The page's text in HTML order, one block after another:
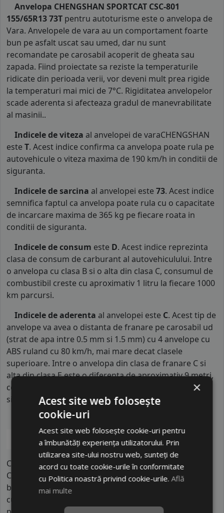
Anvelopa CHENGSHAN SPORTCAT CSC-801
155/65R13 73T pentru autoturisme este o anvelopa de
Vara. Anvelopele de vara au un comportament foarte
bun pe asfalt uscat sau umed, dar nu sunt
recomandate pe carosabil acoperit de gheata sau
zapada. Fiind proiectate sa reziste la temperaturile
ridicate din perioada verii, vor deveni mult prea rigide
la temperaturi mai mici de 7°C. Rigiditatea anvelopelor
scade aderenta si afecteaza gradul de manevrabilitate
al masinii..
Indicele de viteza al anvelopei de varaCHENGSHAN
este T. Acest indice confirma ca anvelopa poate rula pe
autovehicule o viteza maxima de 190 km/h in conditii de
siguranta.
Indicele de sarcina al anvelopei este 73. Acest indice
semnifica faptul ca anvelopa poate rula cu o capacitate
de incarcare maxima de 365 kg pe fiecare roata in
conditii de siguranta.
Indicele de consum este D. Acest indice reprezinta
clasa de consum de carburant al autovehiculului. Intre
o anvelopa cu clasa B si o alta din clasa C, consumul de
combustibil creste cu aproximativ 1 litru la fiecare 1000
km parcursi.
Indicele de aderenta al anvelopei este C. Acest tip de
anvelope va avea o distanta de franare pe carosabil ud
(strat de apa intre 0.5 mm si 1.5 mm) cu 4 anvelope cu
ABS ruland cu 80 km/h, mai mare decat clasele
superioare. Intre o anvelopa din clasa de franare C si
alta din clasa E este o diferenta de aproximativ 9 metri,
contribuind astfel, la o siguranta mai mare a soferului
si participantilor din trafic.
Chengshan este pilonul istoric al grupului Prinx
Chengshan, un producător de top din China care a
beneficiat decenii la rând de un parteneriat tehnologic
cu gigantul american Cooper Tire. Facilitățile lor
×
Acest site web folosește
cookie-uri
Acest site web folosește cookie-uri pentru
a îmbunătăți experiența utilizatorului. Prin
utilizarea site-ului nostru web, sunteți de
acord cu toate cookie-urile în conformitate
cu Politica noastră privind cookie-urile.Află
mai multe